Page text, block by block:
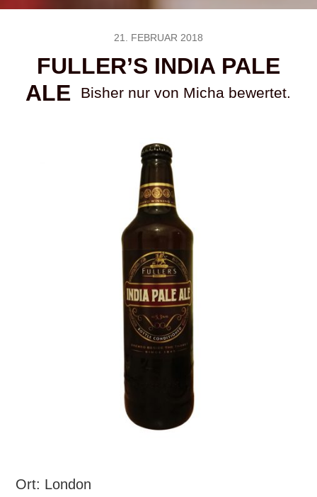
21. FEBRUAR 2018
FULLER’S INDIA PALE
ALE
Bisher nur von Micha bewertet.
Ort: London